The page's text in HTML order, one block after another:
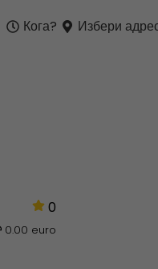
Кога? Избери
0
0.00 euro